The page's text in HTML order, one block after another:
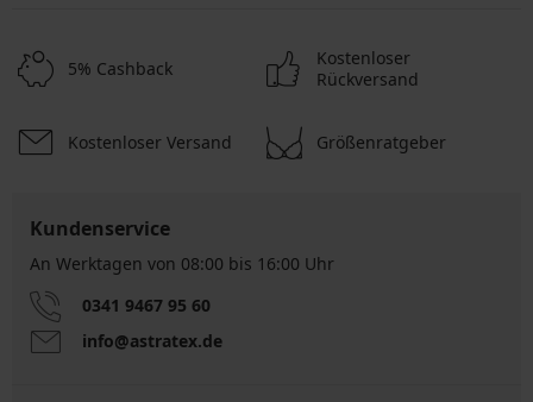
5% Cashback
Kostenloser
Rückversand
Kostenloser Versand Größenratgeber
Kundenservice
An Werktagen von 08:00 bis 16:00 Uhr
0341 9467 95 60
info@astratex.de